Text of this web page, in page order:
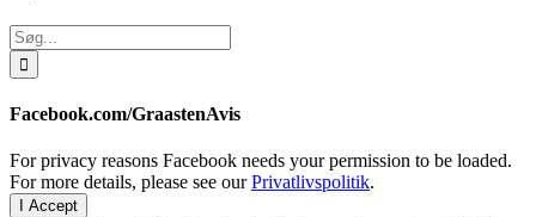
Søg
efter:
Facebook.com/GraastenAvis
For privacy reasons Facebook needs your permission to be loaded.
For more details, please see ourPrivatlivspolitik.
I Accept